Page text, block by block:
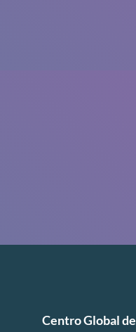
Centro Global de